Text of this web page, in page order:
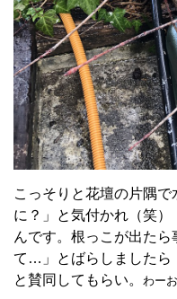
こっそりと花壇の片隅
に？」と気付かれ（笑）
んです。根っこが出た
て…」とばらしましたら
と賛同してもらい。
わーお